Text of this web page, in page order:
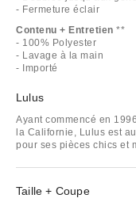
- Fermeture éclair
Contenu + Entretien **
- 100% Polyester
- Lavage à la main
- Importé
Lulus
Ayant commencé en
la Californie, Lulus est
pour ses pièces chics et
Taille + Coupe